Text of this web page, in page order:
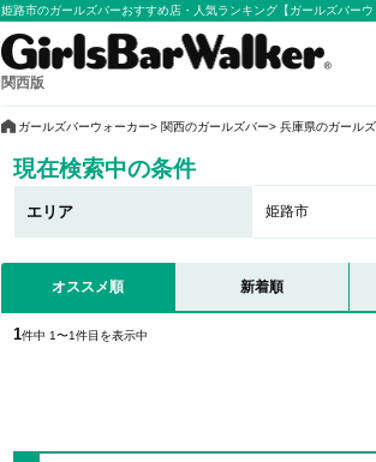
姫路市のガールズバーおすすめ店・人気ランキング【ガールズバーウ
関西版
ガールズバーウォーカー 関西のガールズバー 兵庫県のガール
現在検索中の条件
エリア 姫路市
オススメ順 新着順
1件中 1〜1件目を表示中